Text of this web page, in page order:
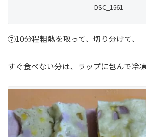
DSC_1661
⑦10分程粗熱を取って、切り分けて、
すぐ食べない分は、ラップに包んで冷凍